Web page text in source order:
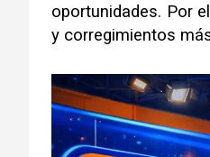
oportunidades. Por
y corregimientos